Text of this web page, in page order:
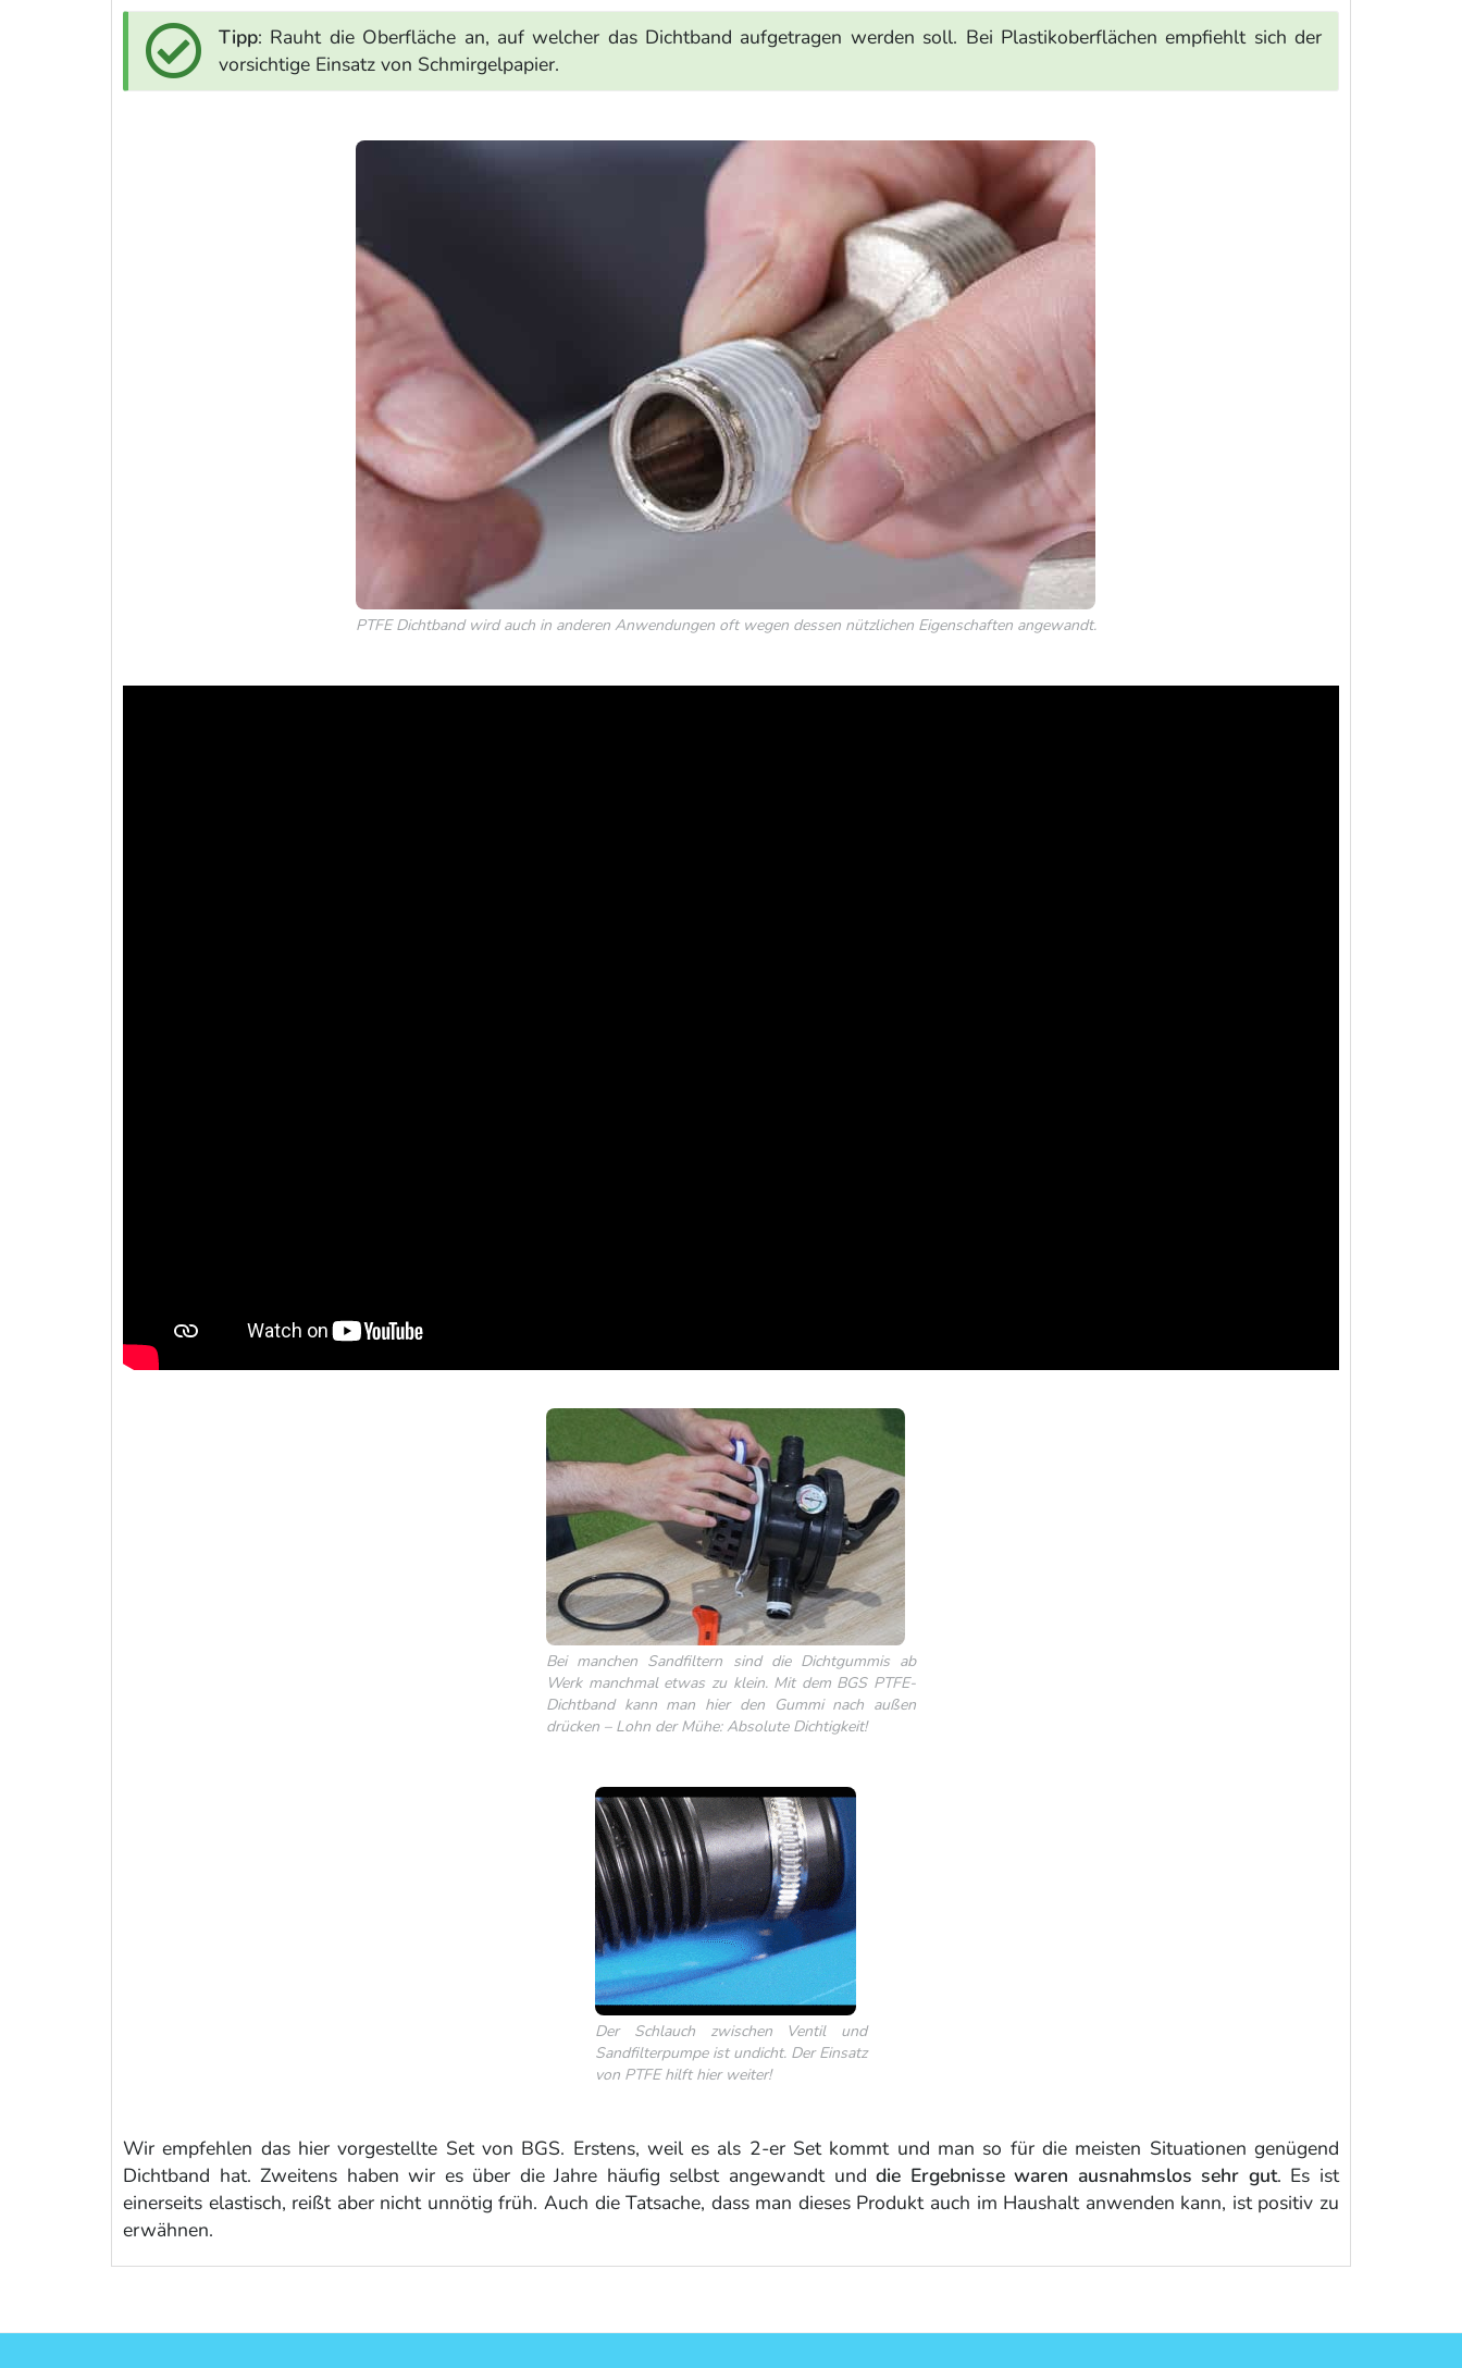
Tipp: Rauht die Oberfläche an, auf welcher das Dichtband aufgetragen werden soll. Bei Plastikoberflächen empfiehlt sich der
vorsichtige Einsatz von Schmirgelpapier.
PTFE Dichtband wird auch in anderen Anwendungen oft wegen dessen nützlichen Eigenschaften angewandt.
Bei manchen Sandfiltern sind die Dichtgummis ab
Werk manchmal etwas zu klein. Mit dem BGS PTFE-
Dichtband kann man hier den Gummi nach außen
drücken – Lohn der Mühe: Absolute Dichtigkeit!
Der Schlauch zwischen Ventil und
Sandfilterpumpe ist undicht. Der Einsatz
von PTFE hilft hier weiter!
Wir empfehlen das hier vorgestellte Set von BGS. Erstens, weil es als 2-er Set kommt und man so für die meisten Situationen genügend
Dichtband hat. Zweitens haben wir es über die Jahre häufig selbst angewandt und die Ergebnisse waren ausnahmslos sehr gut. Es ist
einerseits elastisch, reißt aber nicht unnötig früh. Auch die Tatsache, dass man dieses Produkt auch im Haushalt anwenden kann, ist positiv zu
erwähnen.